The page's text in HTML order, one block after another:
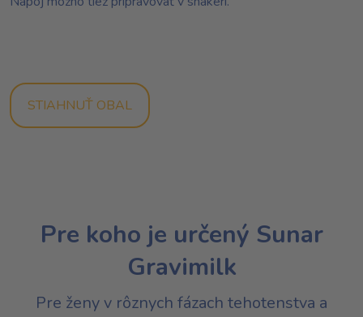
STIAHNUŤ OBAL
Pre koho je určený Sunar
Gravimilk
Pre ženy v rôznych fázach tehotenstva a